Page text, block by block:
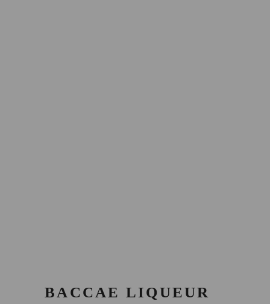
BACCAE LIQUEUR